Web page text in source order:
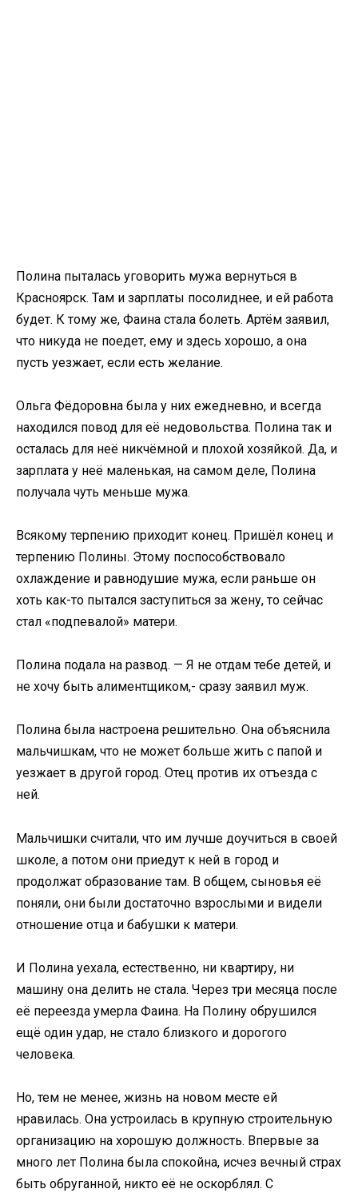
Полина пыталась уговорить мужа вернуться в
Красноярск. Там и зарплаты посолиднее, и ей работа
будет. К тому же, Фаина стала болеть. Артём заявил,
что никуда не поедет, ему и здесь хорошо, а она
пусть уезжает, если есть желание.
Ольга Фёдоровна была у них ежедневно, и всегда
находился повод для её недовольства. Полина так и
осталась для неё никчёмной и плохой хозяйкой. Да, и
зарплата у неё маленькая, на самом деле, Полина
получала чуть меньше мужа.
Всякому терпению приходит конец. Пришёл конец и
терпению Полины. Этому поспособствовало
охлаждение и равнодушие мужа, если раньше он
хоть как-то пытался заступиться за жену, то сейчас
стал «подпевалой» матери.
Полина подала на развод. — Я не отдам тебе детей, и
не хочу быть алиментщиком,- сразу заявил муж.
Полина была настроена решительно. Она объяснила
мальчишкам, что не может больше жить с папой и
уезжает в другой город. Отец против их отъезда с
ней.
Мальчишки считали, что им лучше доучиться в своей
школе, а потом они приедут к ней в город и
продолжат образование там. В общем, сыновья её
поняли, они были достаточно взрослыми и видели
отношение отца и бабушки к матери.
И Полина уехала, естественно, ни квартиру, ни
машину она делить не стала. Через три месяца после
её переезда умерла Фаина. На Полину обрушился
ещё один удар, не стало близкого и дорогого
человека.
Но, тем не менее, жизнь на новом месте ей
нравилась. Она устроилась в крупную строительную
организацию на хорошую должность. Впервые за
много лет Полина была спокойна, исчез вечный страх
быть обруганной, никто её не оскорблял. С